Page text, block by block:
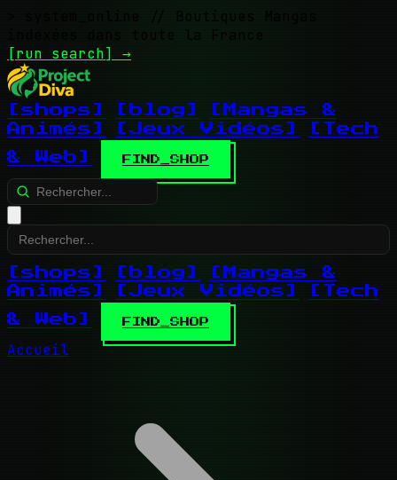
// Boutiques Mangas
indexées dans toute la France
[run search] →
[shops] [blog]
[Mangas &
Animés]
[Jeux Vidéos]
[Tech
& Web]
FIND_SHOP
[shops] [blog]
[Mangas &
Animés]
[Jeux Vidéos]
[Tech
& Web]
FIND_SHOP
Accueil